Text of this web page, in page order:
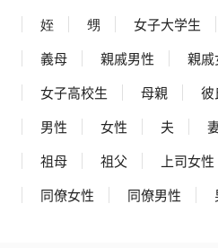
プレミアムビール イネ
酔鯨
おつまみ・その他
お酒にぴったりのおつまみ・サプ
姪
甥 女子大学生
義母
親戚男性 親戚
女子高校生
母親 彼
男性
女性 夫
祖母
祖父 上司女性
同僚女性
同僚男性